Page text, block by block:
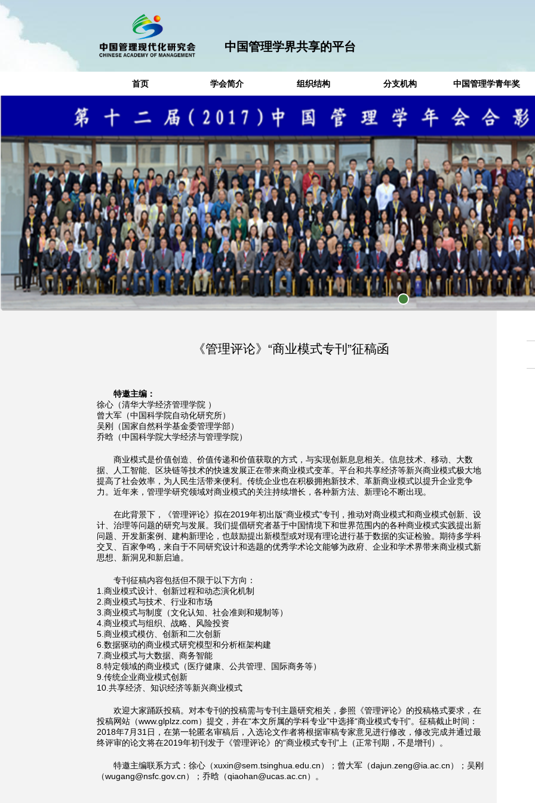
中国管理学界共享的平台
首页 学会简介 组织结构 分支机构 中国管理学青年奖
《管理评论》“商业模式专刊”征稿函
特邀主编：
徐心（清华大学经济管理学院 ）
曾大军（中国科学院自动化研究所）
吴刚（国家自然科学基金委管理学部）
乔晗（中国科学院大学经济与管理学院）
商业模式是价值创造、价值传递和价值获取的方式，与实现创新息息相关。信息技术、移动、大数
据、人工智能、区块链等技术的快速发展正在带来商业模式变革。平台和共享经济等新兴商业模式极大地
提高了社会效率，为人民生活带来便利。传统企业也在积极拥抱新技术、革新商业模式以提升企业竞争
力。近年来，管理学研究领域对商业模式的关注持续增长，各种新方法、新理论不断出现。
在此背景下，《管理评论》拟在2019年初出版“商业模式”专刊，推动对商业模式和商业模式创新、设
计、治理等问题的研究与发展。我们提倡研究者基于中国情境下和世界范围内的各种商业模式实践提出新
问题、开发新案例、建构新理论，也鼓励提出新模型或对现有理论进行基于数据的实证检验。期待多学科
交叉、百家争鸣，来自于不同研究设计和选题的优秀学术论文能够为政府、企业和学术界带来商业模式新
思想、新洞见和新启迪。
专刊征稿内容包括但不限于以下方向：
1.商业模式设计、创新过程和动态演化机制
2.商业模式与技术、行业和市场
3.商业模式与制度（文化认知、社会准则和规制等）
4.商业模式与组织、战略、风险投资
5.商业模式模仿、创新和二次创新
6.数据驱动的商业模式研究模型和分析框架构建
7.商业模式与大数据、商务智能
8.特定领域的商业模式（医疗健康、公共管理、国际商务等）
9.传统企业商业模式创新
10.共享经济、知识经济等新兴商业模式
欢迎大家踊跃投稿。对本专刊的投稿需与专刊主题研究相关，参照《管理评论》的投稿格式要求，在
投稿网站（www.glplzz.com）提交，并在“本文所属的学科专业”中选择“商业模式专刊”。征稿截止时间：
2018年7月31日，在第一轮匿名审稿后，入选论文作者将根据审稿专家意见进行修改，修改完成并通过最
终评审的论文将在2019年初刊发于《管理评论》的“商业模式专刊”上（正常刊期，不是增刊）。
特邀主编联系方式：徐心（xuxin@sem.tsinghua.edu.cn）；曾大军（dajun.zeng@ia.ac.cn）；吴刚
（wugang@nsfc.gov.cn）；乔晗（qiaohan@ucas.ac.cn）。